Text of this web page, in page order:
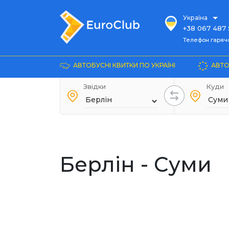
Україна
+38 067 487
Телефон гарячої
Довідка
+38 044
+38 067 240
+38 093 153
Телефон
АВТОБУСНІ КВИТКИ ПО УКРАЇНІ
Звідки Куди
Берлін - Суми